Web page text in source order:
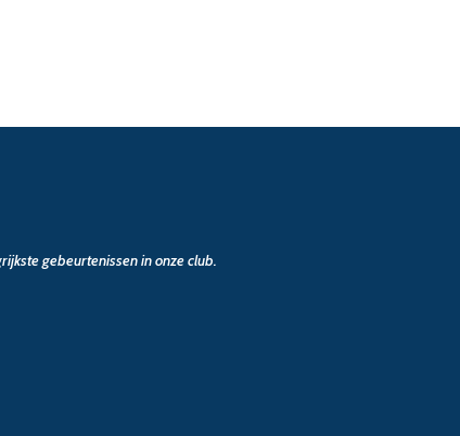
gebeurtenissen in onze club.